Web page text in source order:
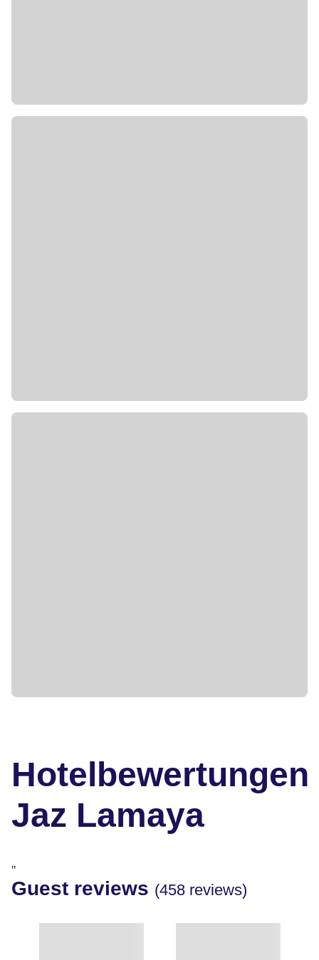
Hotelbewertungen
Jaz Lamaya
"
Guest reviews (458 reviews)